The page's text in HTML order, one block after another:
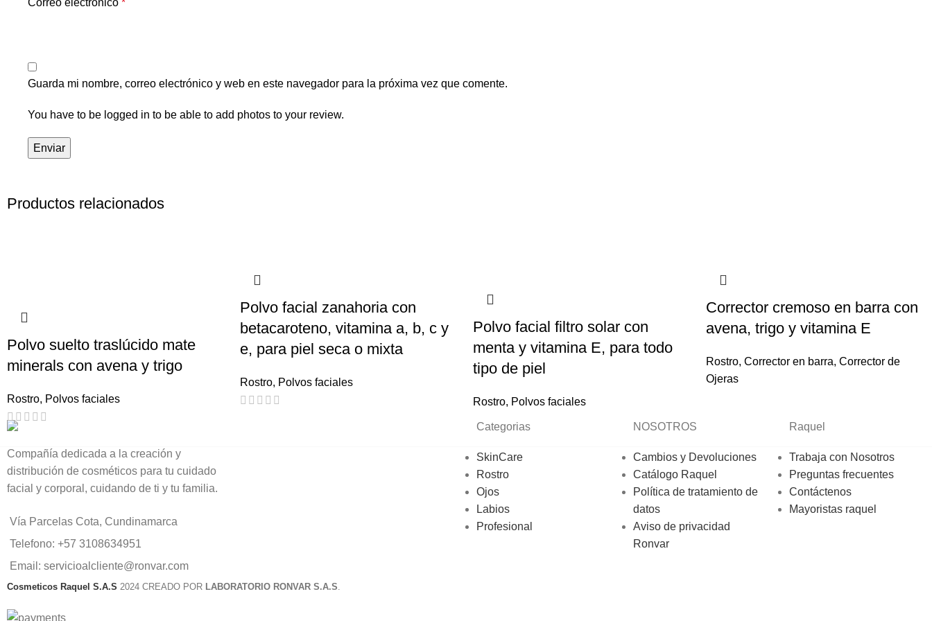
Correo electrónico *
Guarda mi nombre, correo electrónico y web en este navegador para la próxima vez que comente.
You have to be logged in to be able to add photos to your review.
Productos relacionados
Polvo suelto traslúcido mate
minerals con avena y trigo
Rostro, Polvos faciales
Polvo facial zanahoria con
betacaroteno, vitamina a, b, c y
e, para piel seca o mixta
Rostro, Polvos faciales
Polvo facial filtro solar con
menta y vitamina E, para todo
tipo de piel
Rostro, Polvos faciales
Corrector cremoso en barra con
avena, trigo y vitamina E
Rostro, Corrector en barra, Corrector de
Ojeras
Compañía dedicada a la creación y
distribución de cosméticos para tu cuidado
facial y corporal, cuidando de ti y tu familia.
Vía Parcelas Cota, Cundinamarca
Telefono: +57 3108634951
Email: servicioalcliente@ronvar.com
Categorias
SkinCare
Rostro
Ojos
Labios
Profesional
NOSOTROS
Cambios y Devoluciones
Catálogo Raquel
Política de tratamiento de
datos
Aviso de privacidad
Ronvar
Raquel
Trabaja con Nosotros
Preguntas frecuentes
Contáctenos
Mayoristas raquel
Cosmeticos Raquel S.A.S 2024 CREADO POR LABORATORIO RONVAR S.A.S